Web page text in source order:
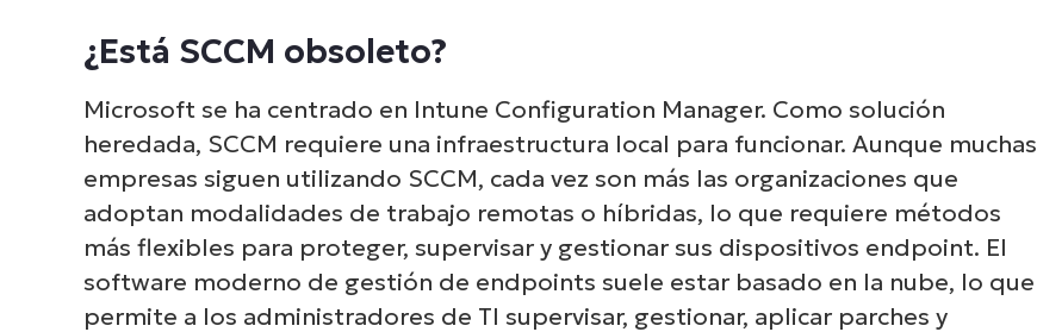
¿Está SCCM obsoleto?
Microsoft se ha centrado en Intune Configuration Manager. Como solución
heredada, SCCM requiere una infraestructura local para funcionar. Aunque muchas
empresas siguen utilizando SCCM, cada vez son más las organizaciones que
adoptan modalidades de trabajo remotas o híbridas, lo que requiere métodos
más flexibles para proteger, supervisar y gestionar sus dispositivos endpoint. El
software moderno de gestión de endpoints suele estar basado en la nube, lo que
permite a los administradores de TI supervisar, gestionar, aplicar parches y